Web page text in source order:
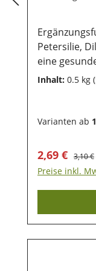
Petersilie,
eine gesunde
Kräutern – naturbelassen & schonend
Fellwechsel oder zur allgemeinen
Inhalt: 0.5 kg
Varianten ab
2,69 € 3,10 €
Preise inkl.